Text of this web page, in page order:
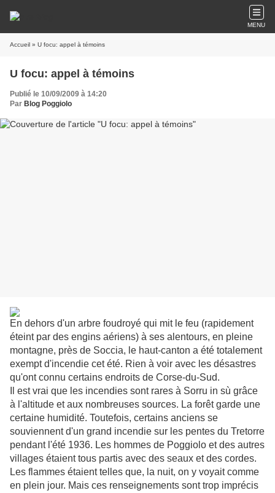
MENU
Accueil » U focu: appel à témoins
U focu: appel à témoins
Publié le 10/09/2009 à 14:20
Par Blog Poggiolo
En dehors d'un arbre foudroyé qui mit le feu (rapidement
éteint par des engins aériens) à ses alentours, en pleine
montagne, près de Soccia, le haut-canton a été totalement
exempt d'incendie cet été. Rien à voir avec les désastres
qu'ont connu certains endroits de Corse-du-Sud.
Il est vrai que les incendies sont rares à Sorru in sù grâce
à l'altitude et aux nombreuses sources. La forêt garde une
certaine humidité. Toutefois, certains anciens se
souviennent d'un grand incendie sur les pentes du Tretorre
pendant l'été 1936. Les hommes de Poggiolo et des autres
villages étaient tous partis avec des seaux et des cordes.
Les flammes étaient telles que, la nuit, on y voyait comme
en plein jour. Mais ces renseignements sont trop imprécis